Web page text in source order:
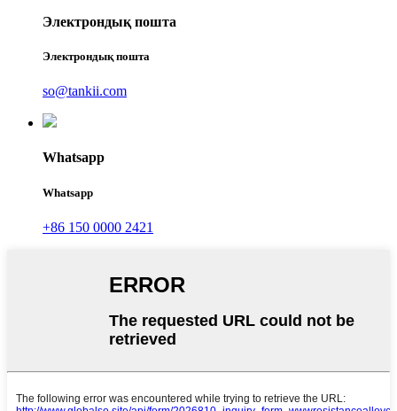
Электрондық пошта
Электрондық пошта
so@tankii.com
Whatsapp
Whatsapp
+86 150 0000 2421